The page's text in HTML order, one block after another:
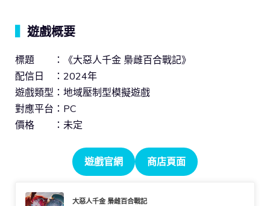
遊戲概要
標題 ：《大惡人千金 梟雌百合戰記》
配信日 ：2024年
遊戲類型：地域壓制型模擬遊戲
對應平台：PC
價格 ：未定
遊戲官網 商店頁面
大惡人千金 梟雌百合戰記